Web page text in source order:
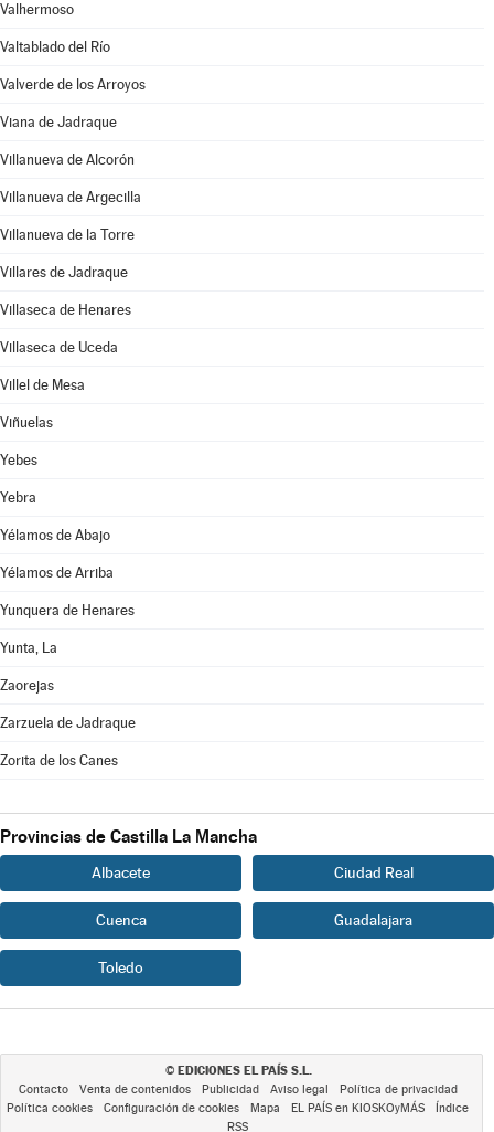
Valhermoso
Valtablado del Río
Valverde de los Arroyos
Viana de Jadraque
Villanueva de Alcorón
Villanueva de Argecilla
Villanueva de la Torre
Villares de Jadraque
Villaseca de Henares
Villaseca de Uceda
Villel de Mesa
Viñuelas
Yebes
Yebra
Yélamos de Abajo
Yélamos de Arriba
Yunquera de Henares
Yunta, La
Zaorejas
Zarzuela de Jadraque
Zorita de los Canes
Provincias de Castilla La Mancha
Albacete Ciudad Real
Cuenca Guadalajara
Toledo
© EDICIONES EL PAÍS S.L.
Contacto Venta de contenidos Publicidad Aviso legal
Política de privacidad
Política cookies
Configuración de cookies Mapa EL PAÍS en KIOSKOyMÁS
Índice
RSS